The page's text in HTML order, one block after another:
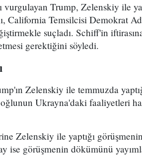
vurgulayan Trump, Zelenskiy ile
California Temsilcisi Demokrat
suçladı. Schiff'in
gerektiğini söyledi.
Zelenskiy ile temmuzda
oğlunun Ukrayna'daki faaliyetleri
Zelenskiy ile yaptığı
ise görüşmenin dökümünü